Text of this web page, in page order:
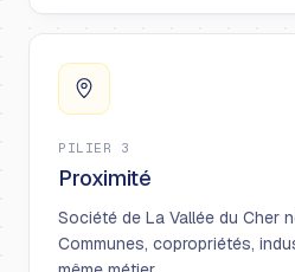
PILIER 3
Proximité
Société de La Vallée du Cher
Communes, copropriétés,